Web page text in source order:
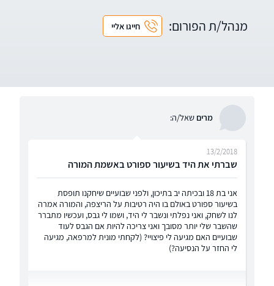
מנהל/ת הפורום: חייגו אליי
מרים שאל/ה:
שברתי את היד בשיעור ספורט באשמת המורה
13/2/2018
אני בת 18 ובכיתה יב בתיכון, ולפני שבועיים שיחקנו תופסת
בשיעור ספורט באולם בו היה רטיבות על הריצפה, והמורה אמרה
לנו לשחק, ואני נפלתי ונשבר לי היד, ושמו לי גבס, ועכשיו מתברר
שהשבר שלי יותר מסובך ואני צריכה להיות אם הגבס לעוד
שבועיים האם מגיעה לי פיצויי? (לקחתי מונית למרפאה, מגיעה
לי החזר על הנסיעה?)